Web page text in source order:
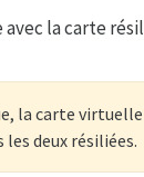
la carte
la carte
deux résiliées.